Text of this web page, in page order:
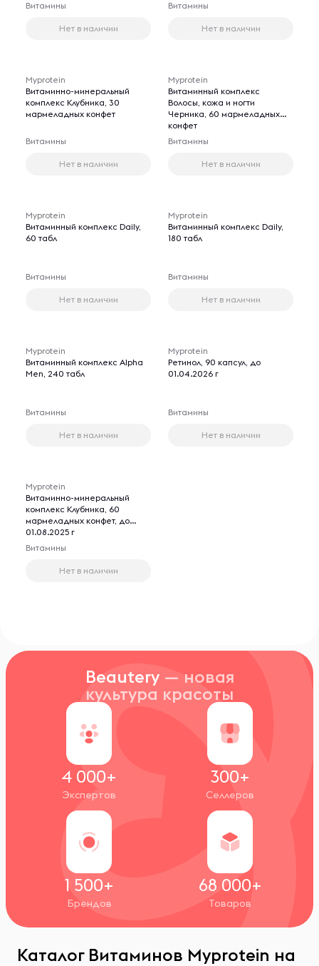
Витамины
Нет в наличии
Витамины
Нет в наличии
Myprotein
Витаминно-минеральный
комплекс Клубника, 30
мармеладных конфет
Витамины
Нет в наличии
Myprotein
Витаминный комплекс
Волосы, кожа и ногти
Черника, 60 мармеладных
конфет
Витамины
Нет в наличии
Myprotein
Витаминный комплекс Daily,
60 табл
Витамины
Нет в наличии
Myprotein
Витаминный комплекс Daily,
180 табл
Витамины
Нет в наличии
Myprotein
Витаминный комплекс Alpha
Men, 240 табл
Витамины
Нет в наличии
Myprotein
Ретинол, 90 капсул, до
01.04.2026 г
Витамины
Нет в наличии
Myprotein
Витаминно-минеральный
комплекс Клубника, 60
мармеладных конфет, до
01.08.2025 г
Витамины
Нет в наличии
Beautery — новая
культура красоты
4 000+
Экспертов
300+
Селлеров
1 500+
Брендов
68 000+
Товаров
Каталог Витаминов Myprotein на